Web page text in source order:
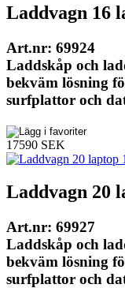
Laddvagn 16
Art.nr: 69924
Laddskåp och
bekväm lösning
surfplattor och
17590 SEK
Laddvagn 20
Art.nr: 69927
Laddskåp och
bekväm lösning
surfplattor och